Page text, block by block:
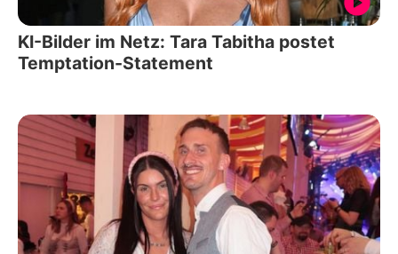
KI-Bilder im Netz: Tara Tabitha postet
Temptation-Statement